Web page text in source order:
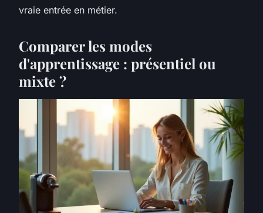
vraie entrée en métier.
Comparer les modes
d'apprentissage : présentiel ou
mixte ?